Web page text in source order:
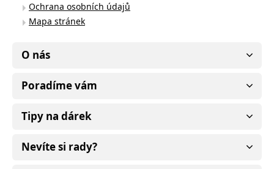
Ochrana osobních údajů
Mapa stránek
O nás
Poradíme vám
Tipy na dárek
Nevíte si rady?